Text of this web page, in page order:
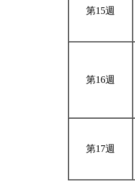
第15週
第16週
第17週